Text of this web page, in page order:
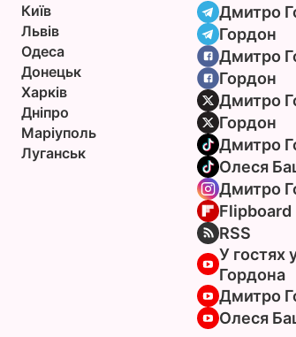
Київ
Львів
Одеса
Донецьк
Харків
Дніпро
Маріуполь
Луганськ
Дмитро
Гордон
Дмитро
Гордон
Дмитро
Гордон
Дмитро
Олеся
Дмитро
Flipboard
RSS
У гостях
Гордона
Дмитро
Олеся